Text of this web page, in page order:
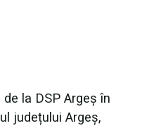
la DSP Argeș în
județului Argeș,